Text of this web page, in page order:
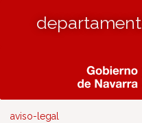
aviso-legal